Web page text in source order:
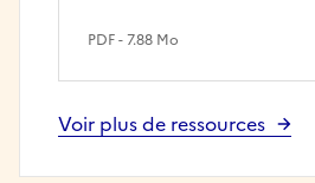
PDF - 7.88 Mo
Voir plus de ressources